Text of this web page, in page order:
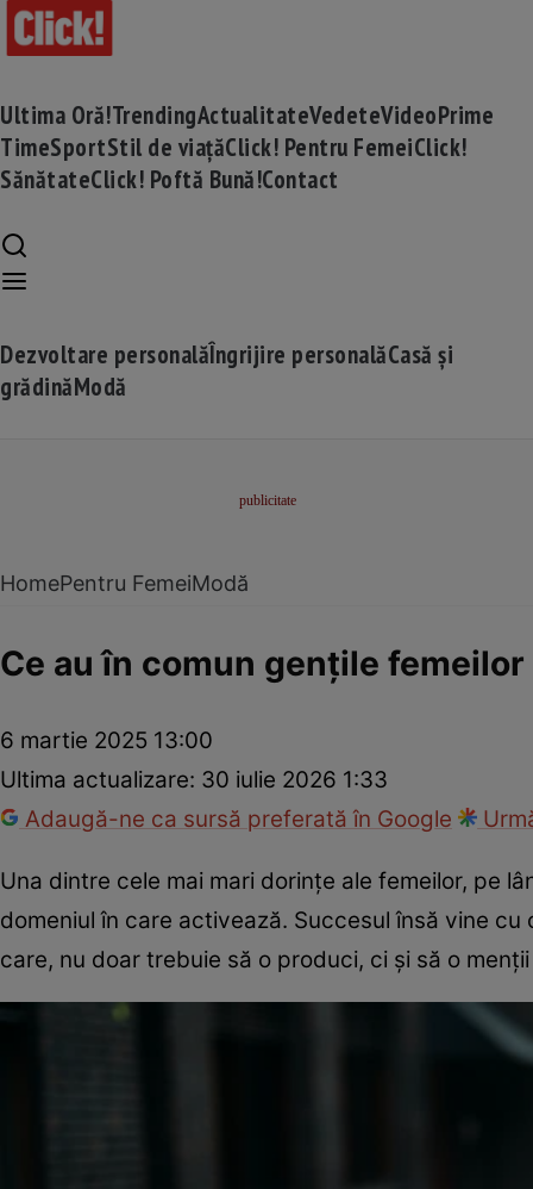
Ultima Oră!TrendingActualitateVedeteVideoPrime
TimeSportStil de viațăClick! Pentru FemeiClick!
SănătateClick! Poftă Bună!Contact
Dezvoltare personalăÎngrijire personalăCasă și
grădinăModă
HomePentru FemeiModă
Ce au în comun gențile
6 martie 2025 13:00
Ultima actualizare: 30 iulie 2026 1:33
Adaugă-ne ca sursă preferată în Google
Una dintre cele mai mari dorințe ale femeilor, pe
domeniul în care activează. Succesul însă vine
care, nu doar trebuie să o produci, ci și să o